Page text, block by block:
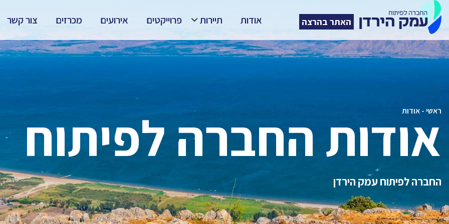
האתר בהרצה אודות תיירות פרוייקטים אירועים מכרזים צור קשר
ראשי-אודות
אודות החברה לפיתוח
החברה לפיתוח עמק הירדן